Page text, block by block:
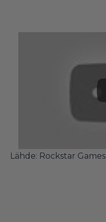
Lähde: Rockstar Games